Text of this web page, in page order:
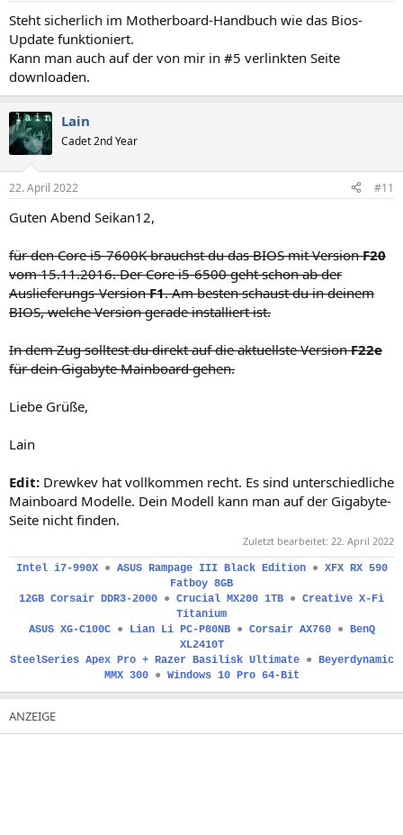
Steht sicherlich im Motherboard-Handbuch wie das Bios-
Update funktioniert.
Kann man auch auf der von mir in #5 verlinkten Seite
downloaden.
Lain
Cadet 2nd Year
22. April 2022 #11
Guten Abend Seikan12,
für den Core i5-7600K brauchst du das BIOS mit VersionF20
vom 15.11.2016. Der Core i5-6500 geht schon ab der
Auslieferungs-VersionF1. Am besten schaust du in deinem
BIOS, welche Version gerade installiert ist.
In dem Zug solltest du direkt auf die aktuellste VersionF22e
für dein Gigabyte Mainboard gehen.
Liebe Grüße,
Lain
Edit: Drewkev hat vollkommen recht. Es sind unterschiedliche
Mainboard Modelle. Dein Modell kann man auf der Gigabyte-
Seite nicht finden.
Zuletzt bearbeitet: 22. April 2022
Intel i7-990X● ASUS Rampage III Black Edition● XFX RX 590
Fatboy 8GB
12GB Corsair DDR3-2000 ● Crucial MX200 1TB ● Creative X-Fi
Titanium
ASUS XG-C100C● Lian Li PC-P80NB● Corsair AX760● BenQ
XL2410T
SteelSeries Apex Pro + Razer Basilisk Ultimate● Beyerdynamic
MMX 300● Windows 10 Pro 64-Bit